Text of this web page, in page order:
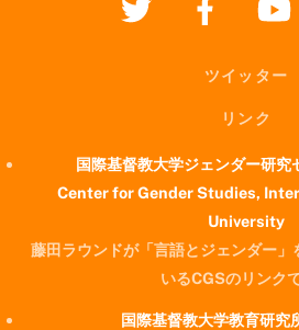
ツイッター
リンク
国際基督教大学ジェンダー研究
Center for Gender Studies,
University
藤田ラウンドが「言語とジェンダー」
いるCGSのリンクで
国際基督教大学教育研究